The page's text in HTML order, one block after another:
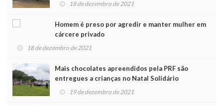
18 de dezembro de 2021
Homem é preso por agredir e manter mulher em
cárcere privado
18 de dezembro de 2021
Mais chocolates apreendidos pela PRF são
entregues a crianças no Natal Solidário
19 de dezembro de 2021